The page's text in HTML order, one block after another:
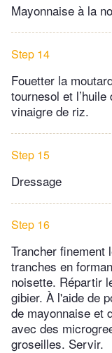
Mayonnaise à la
Step 14
Fouetter la
tournesol et
vinaigre de riz.
Step 15
Dressage
Step 16
Trancher finement
tranches en
noisette. Répartir
gibier. À l'aide de
de mayonnaise et
avec des
groseilles. Servir.